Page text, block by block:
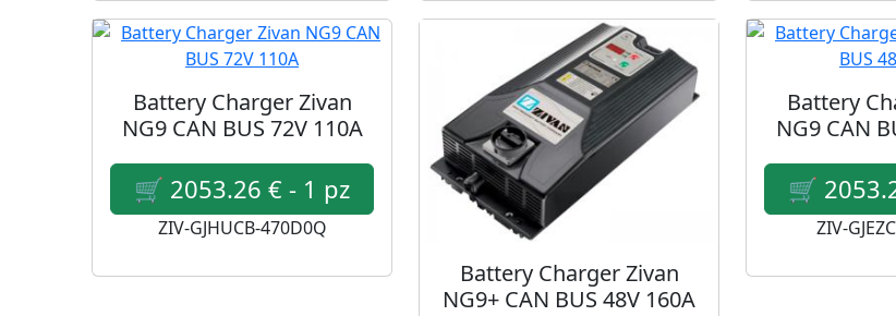
Battery Charger Zivan
NG9 CAN BUS 72V 110A
ZIV-GJHUCB-470D0Q
Battery Charger Zivan
NG9+ CAN BUS 48V 160A
Battery
NG9 CAN
ZIV-